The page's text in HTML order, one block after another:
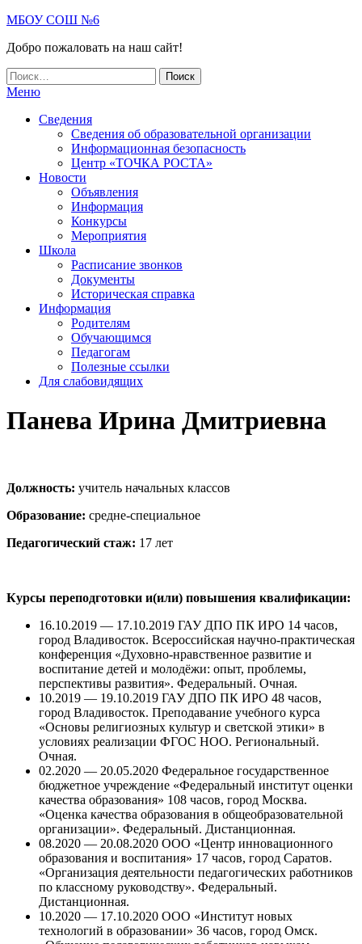
МБОУ СОШ №6
Добро пожаловать на наш сайт!
Меню
Сведения
Сведения об образовательной организации
Информационная безопасность
Центр «ТОЧКА РОСТА»
Новости
Объявления
Информация
Конкурсы
Мероприятия
Школа
Расписание звонков
Документы
Историческая справка
Информация
Родителям
Обучающимся
Педагогам
Полезные ссылки
Для слабовидящих
Панева Ирина Дмитриевна
Должность: учитель начальных классов
Образование: средне-специальное
Педагогический стаж: 17 лет
Курсы переподготовки и(или) повышения квалификации:
16.10.2019 — 17.10.2019 ГАУ ДПО ПК ИРО 14 часов,
город Владивосток. Всероссийская научно-практическая
конференция «Духовно-нравственное развитие и
воспитание детей и молодёжи: опыт, проблемы,
перспективы развития». Федеральный. Очная.
10.2019 — 19.10.2019 ГАУ ДПО ПК ИРО 48 часов,
город Владивосток. Преподавание учебного курса
«Основы религиозных культур и светской этики» в
условиях реализации ФГОС НОО. Региональный.
Очная.
02.2020 — 20.05.2020 Федеральное государственное
бюджетное учреждение «Федеральный институт оценки
качества образования» 108 часов, город Москва.
«Оценка качества образования в общеобразовательной
организации». Федеральный. Дистанционная.
08.2020 — 20.08.2020 ООО «Центр инновационного
образования и воспитания» 17 часов, город Саратов.
«Организация деятельности педагогических работников
по классному руководству». Федеральный.
Дистанционная.
10.2020 — 17.10.2020 ООО «Институт новых
технологий в образовании» 36 часов, город Омск.